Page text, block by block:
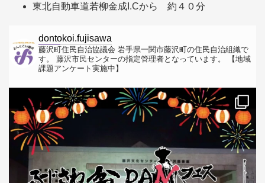
東北自動車道若柳金成I.Cから 約４０分
dontokoi.fujisawa
藤沢町住民自治協議会 岩手県一関市藤沢町の住民自治組織で
す。
藤沢市民センターの指定管理者となっています。
【地域
課題アンケート実施中】